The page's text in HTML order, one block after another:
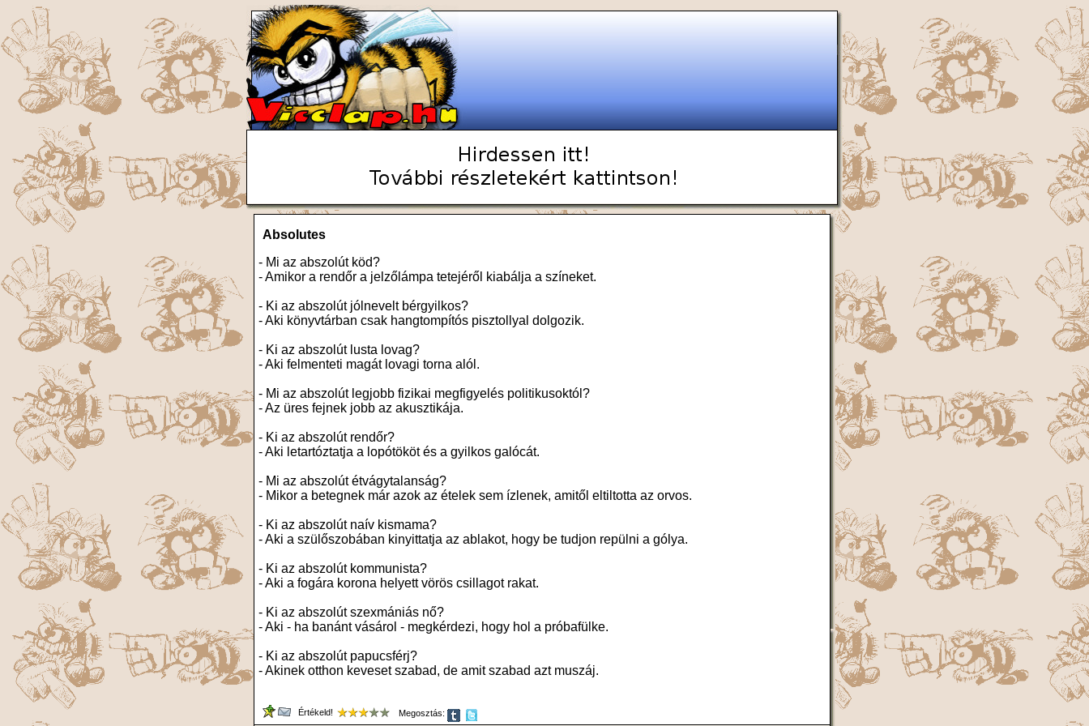
Absolutes
- Mi az abszolút köd?
- Amikor a rendőr a jelzőlámpa tetejéről kiabálja a színeket.
- Ki az abszolút jólnevelt bérgyilkos?
- Aki könyvtárban csak hangtompítós pisztollyal dolgozik.
- Ki az abszolút lusta lovag?
- Aki felmenteti magát lovagi torna alól.
- Mi az abszolút legjobb fizikai megfigyelés politikusoktól?
- Az üres fejnek jobb az akusztikája.
- Ki az abszolút rendőr?
- Aki letartóztatja a lopótököt és a gyilkos galócát.
- Mi az abszolút étvágytalanság?
- Mikor a betegnek már azok az ételek sem ízlenek, amitől eltiltotta az orvos.
- Ki az abszolút naív kismama?
- Aki a szülőszobában kinyittatja az ablakot, hogy be tudjon repülni a gólya.
- Ki az abszolút kommunista?
- Aki a fogára korona helyett vörös csillagot rakat.
- Ki az abszolút szexmániás nő?
- Aki - ha banánt vásárol - megkérdezi, hogy hol a próbafülke.
- Ki az abszolút papucsférj?
- Akinek otthon keveset szabad, de amit szabad azt muszáj.
Értékeld! Megosztás: